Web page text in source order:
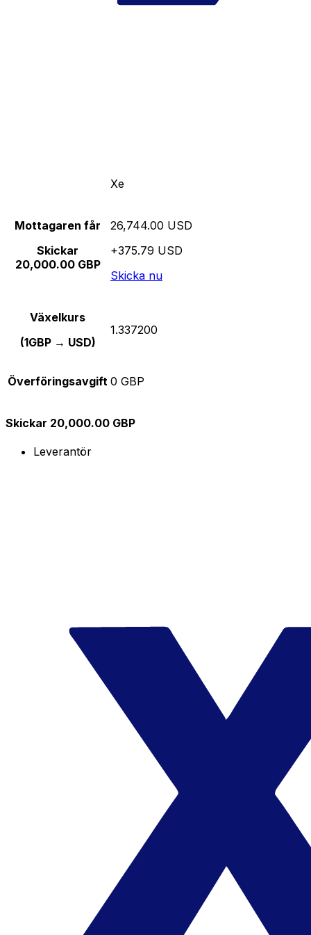
Xe
Mottagaren får
Skickar
20,000.00 GBP
26,744.00 USD
+375.79 USD
Skicka nu
Växelkurs
(1GBP → USD)
1.337200
Överföringsavgift 0 GBP
Skickar 20,000.00 GBP
Leverantör